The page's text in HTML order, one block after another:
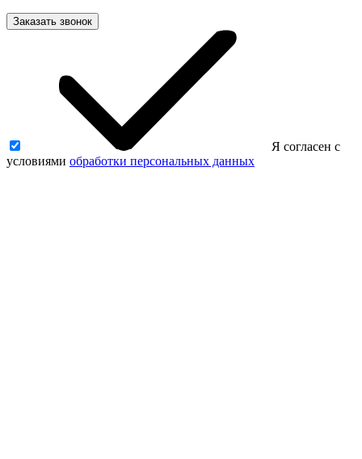
Заказать звонок
Я согласен с
условиями обработки персональных данных